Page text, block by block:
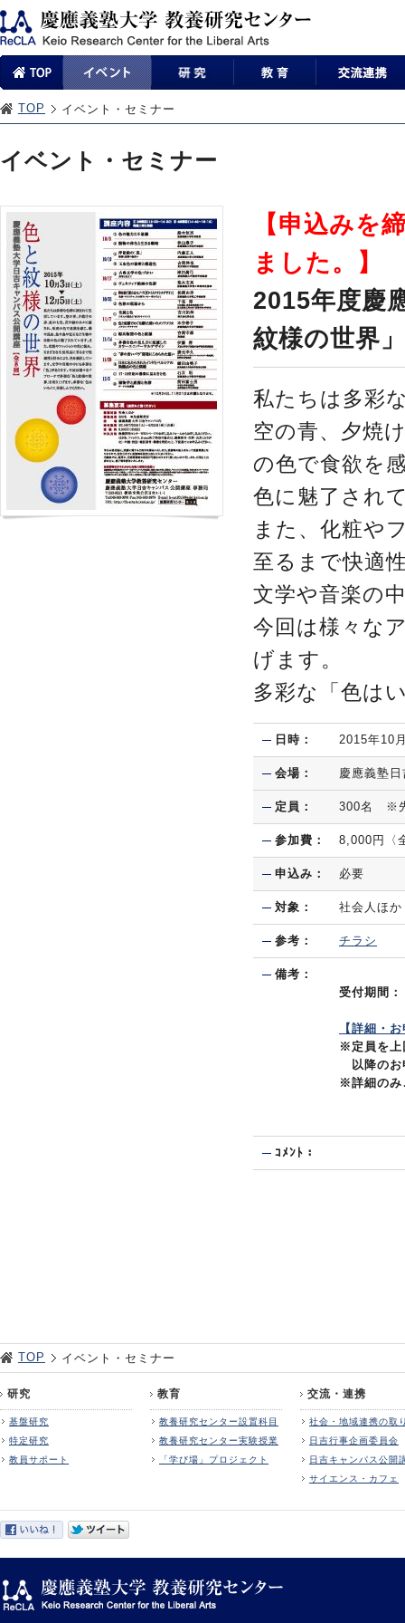
TOP イベント・セミナー
イベント・セミナー
【申込みを
ました。】
2015年度慶
紋様の世界」
私たちは多彩
空の青、夕焼
の色で食欲を
色に魅了され
また、化粧や
至るまで快適
文学や音楽の
今回は様々な
げます。
多彩な「色は
日時： 2015年10
会場： 慶應義塾
定員： 300名 ※
参加費： 8,000円〈
申込み： 必要
対象： 社会人ほか
参考： チラシ
備考：
受付期間
【詳細・
※定員を上
以降のお
※詳細のみ
ｺﾒﾝﾄ：
TOP イベント・セミナー
研究
基盤研究
特定研究
教員サポート
教育
教養研究センター設置科目
教養研究センター実験授業
「学び場」プロジェクト
交流・連携
社会・地域連携の取
日吉行事企画委員会
日吉キャンパス公開
サイエンス・カフェ